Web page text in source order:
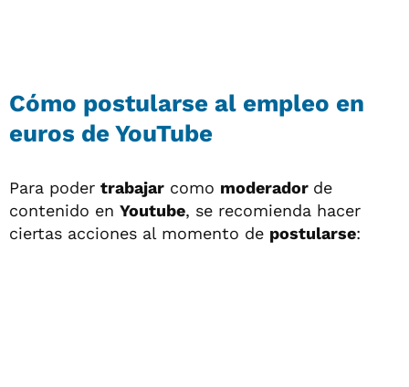
Cómo postularse al empleo en
euros de YouTube
Para poder trabajar como moderador de
contenido en Youtube, se recomienda hacer
ciertas acciones al momento de postularse: